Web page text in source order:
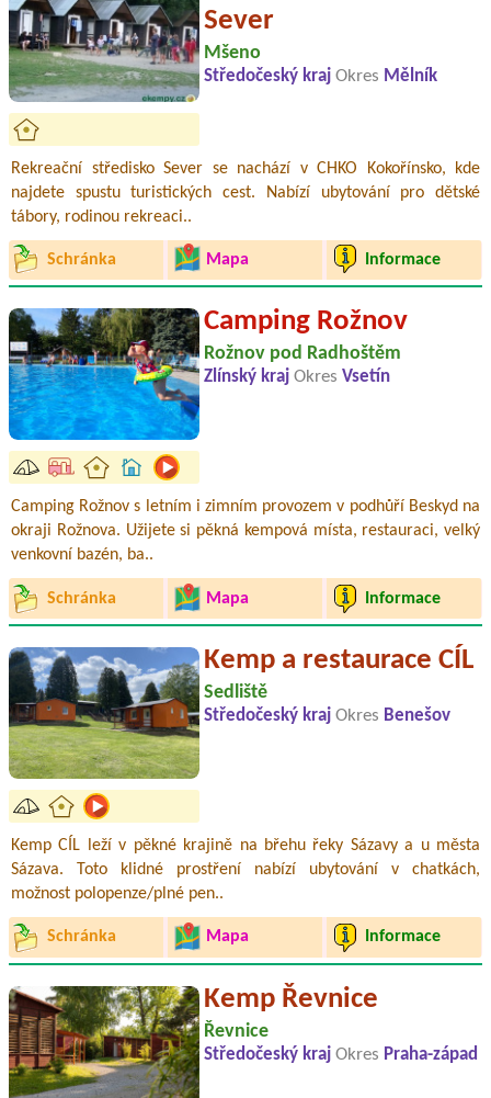
Sever
Mšeno
Středočeský kraj Okres Mělník
Rekreační středisko Sever se nachází v CHKO Kokořínsko, kde
najdete spustu turistických cest. Nabízí ubytování pro dětské
tábory, rodinou rekreaci..
Schránka Mapa Informace
Camping Rožnov
Rožnov pod Radhoštěm
Zlínský kraj Okres Vsetín
Camping Rožnov s letním i zimním provozem v podhůří Beskyd na
okraji Rožnova. Užijete si pěkná kempová místa, restauraci, velký
venkovní bazén, ba..
Schránka Mapa Informace
Kemp a restaurace CÍL
Sedliště
Středočeský kraj Okres Benešov
Kemp CÍL leží v pěkné krajině na břehu řeky Sázavy a u města
Sázava. Toto klidné prostření nabízí ubytování v chatkách,
možnost polopenze/plné pen..
Schránka Mapa Informace
Kemp Řevnice
Řevnice
Středočeský kraj Okres Praha-západ